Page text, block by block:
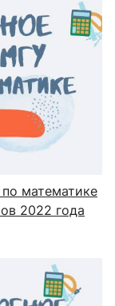
математике
2022 года